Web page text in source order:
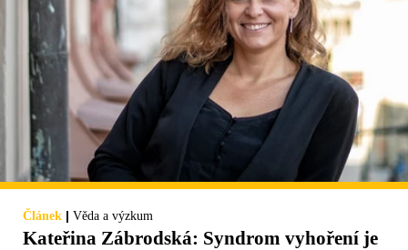
Článek | Věda a výzkum
Kateřina Zábrodská: Syndrom vyhoření je